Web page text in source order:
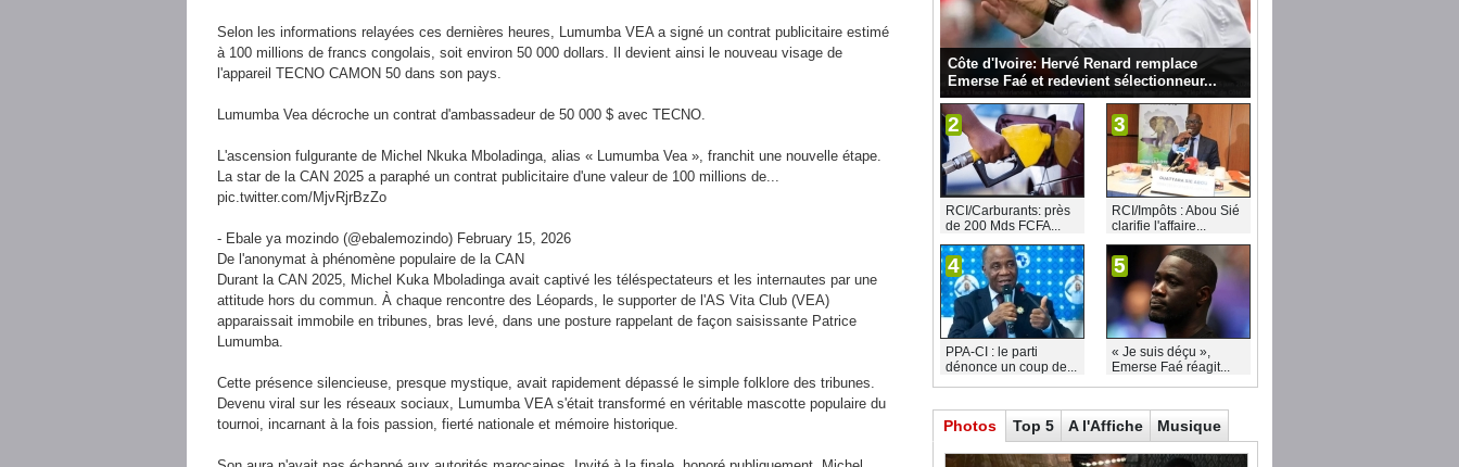
Selon les informations relayées ces dernières heures, Lumumba VEA a signé un contrat publicitaire estimé
à 100 millions de francs congolais, soit environ 50 000 dollars. Il devient ainsi le nouveau visage de
l'appareil TECNO CAMON 50 dans son pays.
Lumumba Vea décroche un contrat d'ambassadeur de 50 000 $ avec TECNO.
L'ascension fulgurante de Michel Nkuka Mboladinga, alias « Lumumba Vea », franchit une nouvelle étape.
La star de la CAN 2025 a paraphé un contrat publicitaire d'une valeur de 100 millions de...
pic.twitter.com/MjvRjrBzZo
- Ebale ya mozindo (@ebalemozindo) February 15, 2026
De l'anonymat à phénomène populaire de la CAN
Durant la CAN 2025, Michel Kuka Mboladinga avait captivé les téléspectateurs et les internautes par une
attitude hors du commun. À chaque rencontre des Léopards, le supporter de l'AS Vita Club (VEA)
apparaissait immobile en tribunes, bras levé, dans une posture rappelant de façon saisissante Patrice
Lumumba.
Cette présence silencieuse, presque mystique, avait rapidement dépassé le simple folklore des tribunes.
Devenu viral sur les réseaux sociaux, Lumumba VEA s'était transformé en véritable mascotte populaire du
tournoi, incarnant à la fois passion, fierté nationale et mémoire historique.
Côte d'Ivoire: Hervé Renard remplace
Emerse Faé et redevient sélectionneur...
2
RCI/Carburants: près
de 200 Mds FCFA...
3
RCI/Impôts : Abou Sié
clarifie l'affaire...
4
PPA-CI : le parti
dénonce un coup de...
5
« Je suis déçu »,
Emerse Faé réagit...
Photos Top 5 A l'Affiche Musique